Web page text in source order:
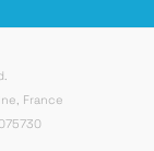
France